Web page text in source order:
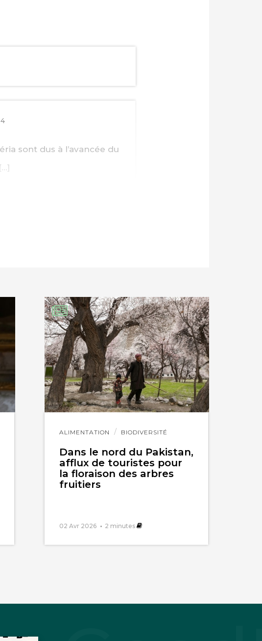
sont dus à l’avancée du
: conséquence, la taille
(22%) !
annonce 914 millions
plus que de 4% des
de toute urgence aider
ALIMENTATION BIODIVERSITÉ
Dans le nord du Pakistan,
afflux de touristes pour
la floraison des arbres
fruitiers
02 Avr 2026 2 minutes
Lire